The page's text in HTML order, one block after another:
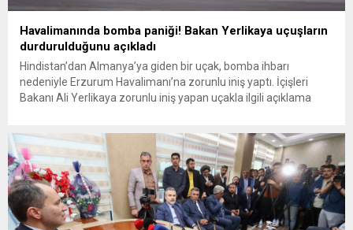
Havalimanında bomba paniği! Bakan Yerlikaya uçuşların
durdurulduğunu açıkladı
Hindistan’dan Almanya’ya giden bir uçak, bomba ihbarı
nedeniyle Erzurum Havalimanı’na zorunlu iniş yaptı. İçişleri
Bakanı Ali Yerlikaya zorunlu iniş yapan uçakla ilgili açıklama
zorunlu iniş gerçekleştirdi. Alınan bilgiye göre, uçağın zorunlu
inişinin ardından havalimanına İl...